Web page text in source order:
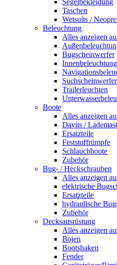
Segelbekleidung
Taschen
Wetsuits /
Beleuchtung
Alles anzeigen
Bugscheinwerfer
Innenbeleuchtung
Suchscheinwerfer
Trailerleuchten
Boote
Alles anzeigen
Davits /
Ersatzteile
Feststoffrümpfe
Schlauchboote
Zubehör
Bug- / Heckschrauben
Alles anzeigen
elektrische
Ersatzteile
hydraulische
Zubehör
Decksausrüstung
Alles anzeigen
Bojen
Bootshaken
Fender